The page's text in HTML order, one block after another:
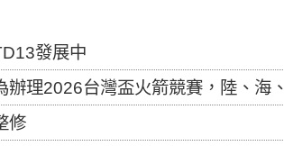
發展中
盃火箭競賽，陸、海、空域警戒及協調相關事宜，因颱風備案事宜
修